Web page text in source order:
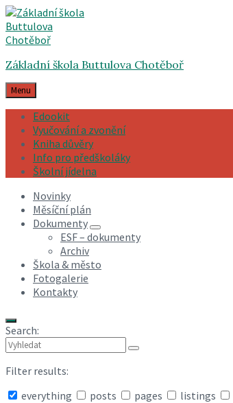
Skip
to
content
Skip
to
main
Skip
to
footer
Základní škola Buttulova Chotěboř
Menu
Edookit
Vyučování a zvonění
Kniha důvěry
Info pro předškoláky
Školní jídelna
Novinky
Měsíční plán
Dokumenty
ESF – dokumenty
Archiv
Škola & město
Fotogalerie
Kontakty
Search:
Filter results:
everything
posts pages listings